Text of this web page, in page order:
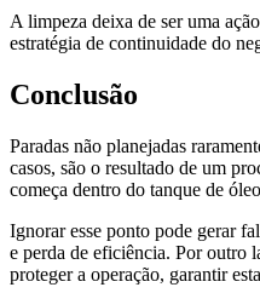
A limpeza deixa de ser uma
estratégia de continuidade do
Conclusão
Paradas não planejadas
casos, são o resultado de um
começa dentro do tanque de
Ignorar esse ponto pode gerar
e perda de eficiência. Por outro
proteger a operação, garantir